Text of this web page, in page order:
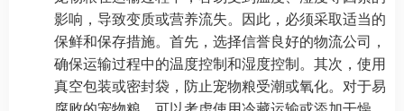
影响，导致变质或营养流失。因此，必须采取适当的
保鲜和保存措施。首先，选择信誉良好的物流公司，
确保运输过程中的温度控制和湿度控制。其次，使用
真空包装或密封袋，防止宠物粮受潮或氧化。对于易